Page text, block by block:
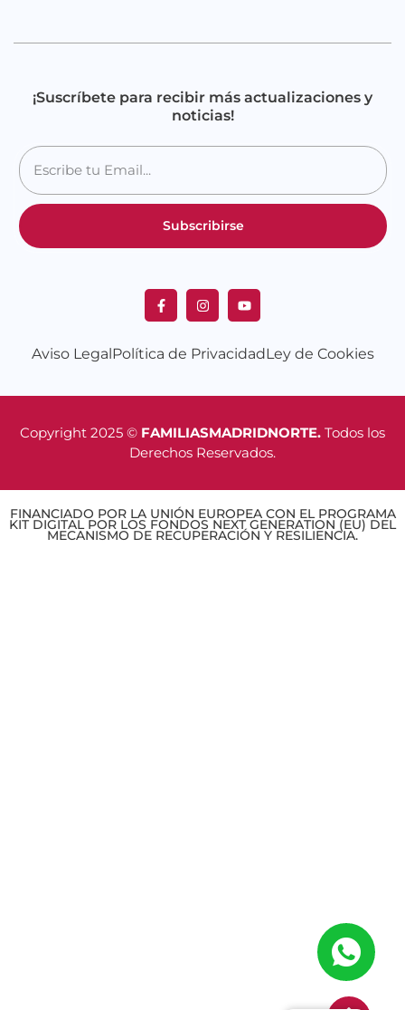
¡Suscríbete para recibir más actualizaciones y
noticias!
Subscribirse
Aviso LegalPolítica de PrivacidadLey de Cookies
Copyright 2025 © FAMILIASMADRIDNORTE. Todos los
Derechos Reservados.
FINANCIADO POR LA UNIÓN EUROPEA CON EL PROGRAMA
KIT DIGITAL POR LOS FONDOS NEXT GENERATION (EU) DEL
MECANISMO DE RECUPERACIÓN Y RESILIENCIA.